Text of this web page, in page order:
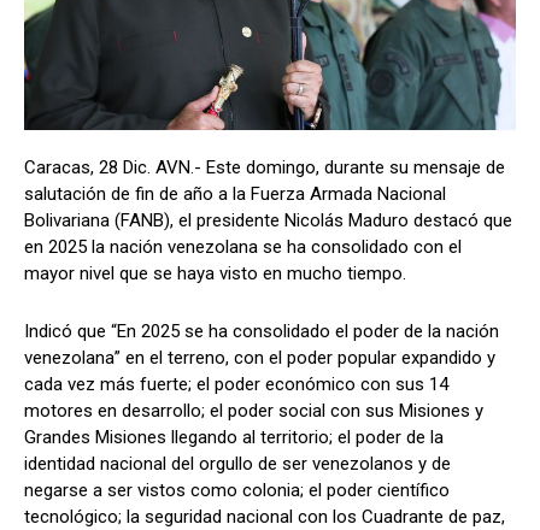
Caracas, 28 Dic. AVN.- Este domingo, durante su mensaje de
salutación de fin de año a la Fuerza Armada Nacional
Bolivariana (FANB), el presidente Nicolás Maduro destacó que
en 2025 la nación venezolana se ha consolidado con el
mayor nivel que se haya visto en mucho tiempo.
Indicó que “En 2025 se ha consolidado el poder de la nación
venezolana” en el terreno, con el poder popular expandido y
cada vez más fuerte; el poder económico con sus 14
motores en desarrollo; el poder social con sus Misiones y
Grandes Misiones llegando al territorio; el poder de la
identidad nacional del orgullo de ser venezolanos y de
negarse a ser vistos como colonia; el poder científico
tecnológico; la seguridad nacional con los Cuadrante de paz,